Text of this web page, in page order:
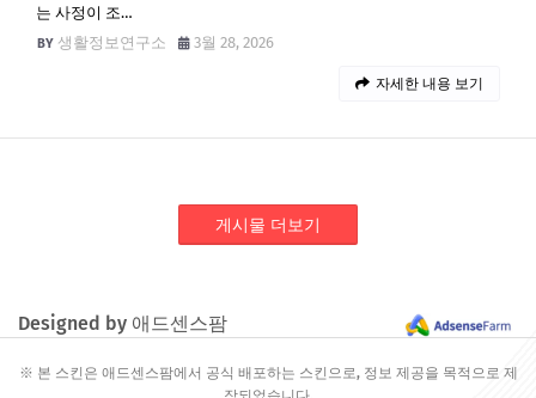
는 사정이 조…
생활정보연구소
3월 28, 2026
자세한 내용 보기
게시물 더보기
Designed by 애드센스팜
※ 본 스킨은 애드센스팜에서 공식 배포하는 스킨으로, 정보 제공을 목적으로 제